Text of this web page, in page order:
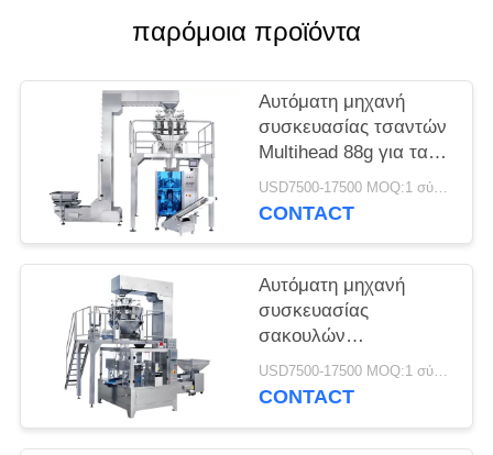
παρόμοια προϊόντα
Αυτόματη μηχανή
συσκευασίας τσαντών
Multihead 88g για τα
τρόφιμα
USD7500-17500 MOQ:1 σύνολο
CONTACT
Αυτόματη μηχανή
συσκευασίας
σακουλών
τροφοδοτών 100g
δονητών
USD7500-17500 MOQ:1 σύνολο
CONTACT